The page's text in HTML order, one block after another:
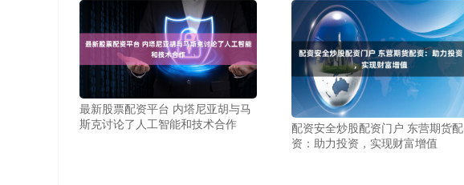
最新股票配资平台 内塔尼亚胡与马
斯克讨论了人工智能和技术合作
配资安全炒股配资门户 东营期货配
资：助力投资，实现财富增值